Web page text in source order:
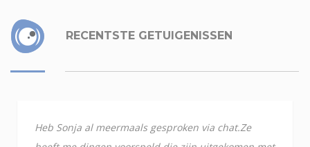
RECENTSTE GETUIGENISSEN
Heb Sonja al meermaals gesproken via chat.Ze